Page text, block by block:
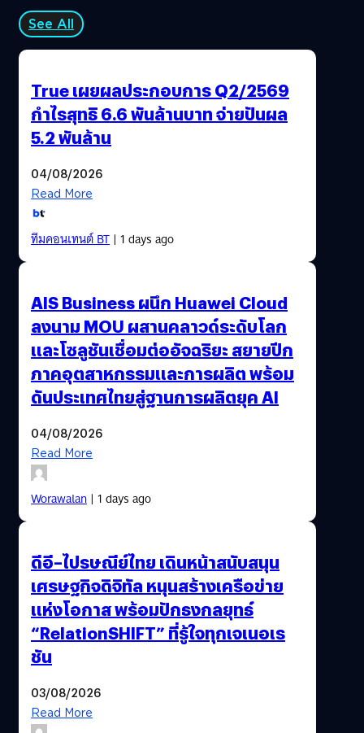
See All
True เผยผลประกอบการ Q2/2569
กำไรสุทธิ 6.6 พันล้านบาท จ่ายปันผล
5.2 พันล้าน
04/08/2026
Read More
ทีมคอนเทนต์ BT| 1 days ago
AIS Business ผนึก Huawei Cloud
ลงนาม MOU ผสานคลาวด์ระดับโลก
และโซลูชันเชื่อมต่ออัจฉริยะ สยายปีก
ภาคอุตสาหกรรมและการผลิต พร้อม
ดันประเทศไทยสู่ฐานการผลิตยุค AI
04/08/2026
Read More
Worawalan| 1 days ago
ดีอี–ไปรษณีย์ไทย เดินหน้าสนับสนุน
เศรษฐกิจดิจิทัล หนุนสร้างเครือข่าย
แห่งโอกาส พร้อมปักธงกลยุทธ์
“RelationSHIFT” ที่รู้ใจทุกเจเนอเร
ชัน
03/08/2026
Read More